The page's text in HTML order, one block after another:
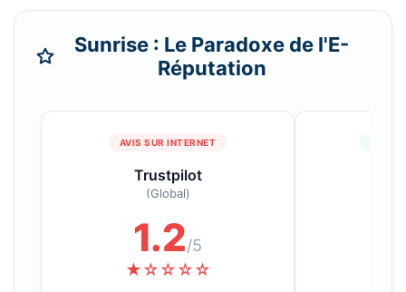
Sunrise : Le Paradoxe de l'E-
Réputation
AVIS SUR INTERNET
Trustpilot
(Global)
1.2/5
★☆☆☆☆